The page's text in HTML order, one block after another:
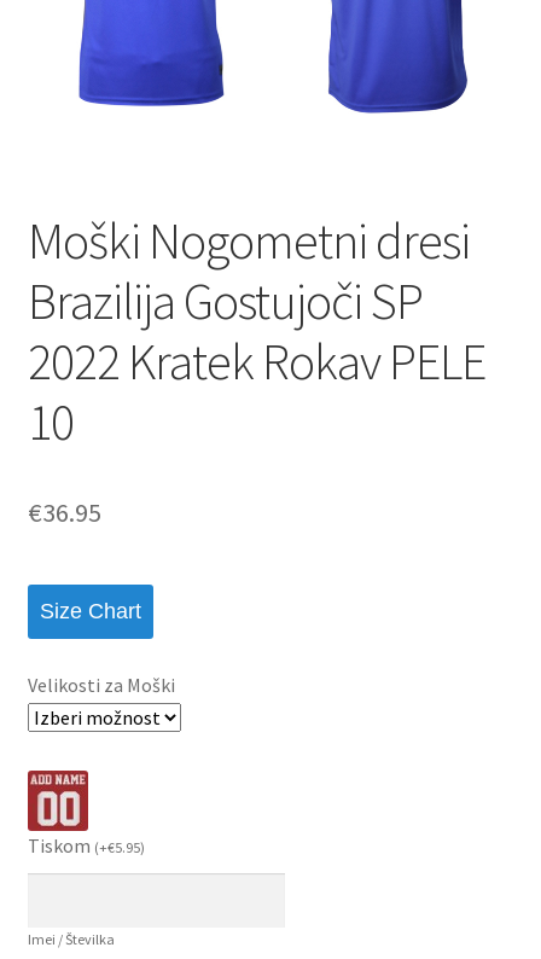
Moški Nogometni dresi
Brazilija Gostujoči SP
2022 Kratek Rokav PELE
10
€36.95
Size Chart
Velikosti za Moški
Tiskom (+€5.95)
Imei / Številka